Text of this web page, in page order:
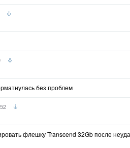
без проблем
флешку Transcend 32Gb после